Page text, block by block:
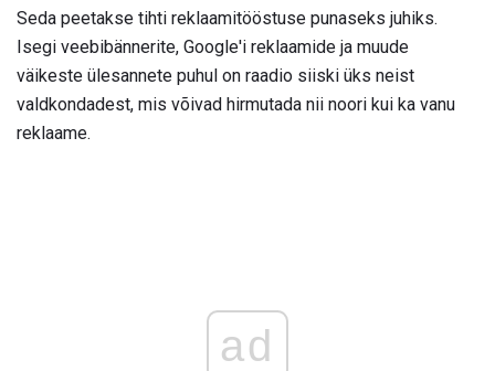
Seda peetakse tihti reklaamitööstuse punaseks juhiks.
Isegi veebibännerite, Google'i reklaamide ja muude
väikeste ülesannete puhul on raadio siiski üks neist
valdkondadest, mis võivad hirmutada nii noori kui ka vanu
reklaame.
ad